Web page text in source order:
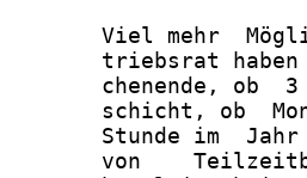
Viel mehr
triebsrat
chenende, ob
schicht, ob
Stunde im
von